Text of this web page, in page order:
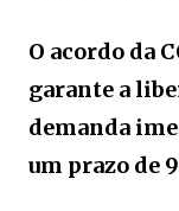
O acordo da
garante a
demanda
um prazo de